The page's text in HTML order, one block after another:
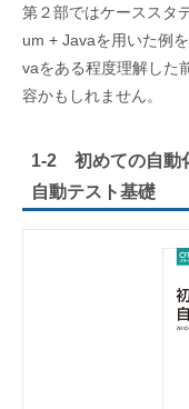
第２部ではケーススタ
um + Javaを用いた例
vaをある程度理解した
容かもしれません。
1-2 初めての自動
自動テスト基礎